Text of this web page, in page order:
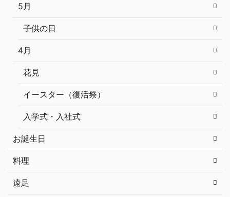
5月
子供の日
4月
花見
イースター（復活祭）
入学式・入社式
お誕生日
料理
遠足